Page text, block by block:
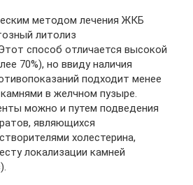
методом лечения ЖКБ
литолиз
способ отличается высокой
70%), но ввиду наличия
подходит менее
в желчном пузыре.
можно и путем подведения
являющихся
холестерина,
локализации камней